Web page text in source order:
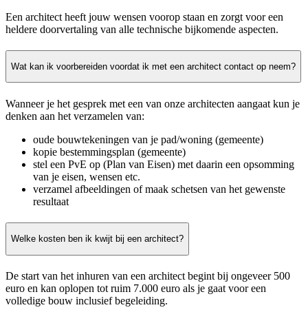
Een architect heeft jouw wensen voorop staan en zorgt voor een
heldere doorvertaling van alle technische bijkomende aspecten.
Wat kan ik voorbereiden voordat ik met een architect contact op neem?
Wanneer je het gesprek met een van onze architecten aangaat kun je
denken aan het verzamelen van:
oude bouwtekeningen van je pad/woning (gemeente)
kopie bestemmingsplan (gemeente)
stel een PvE op (Plan van Eisen) met daarin een opsomming
van je eisen, wensen etc.
verzamel afbeeldingen of maak schetsen van het gewenste
resultaat
Welke kosten ben ik kwijt bij een architect?
De start van het inhuren van een architect begint bij ongeveer 500
euro en kan oplopen tot ruim 7.000 euro als je gaat voor een
volledige bouw inclusief begeleiding.